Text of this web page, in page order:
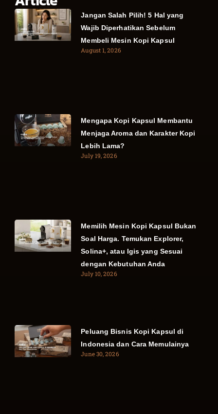
Jangan Salah Pilih! 5 Hal yang
Wajib Diperhatikan Sebelum
Membeli Mesin Kopi Kapsul
August 1, 2026
Mengapa Kopi Kapsul Membantu
Menjaga Aroma dan Karakter Kopi
Lebih Lama?
July 19, 2026
Memilih Mesin Kopi Kapsul Bukan
Soal Harga. Temukan Explorer,
Solina+, atau Igis yang Sesuai
dengan Kebutuhan Anda
July 10, 2026
Peluang Bisnis Kopi Kapsul di
Indonesia dan Cara Memulainya
June 30, 2026